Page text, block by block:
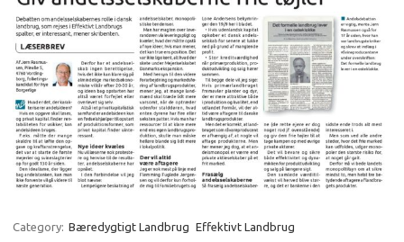
Category: Bæredygtigt Landbrug Effektivt Landbrug